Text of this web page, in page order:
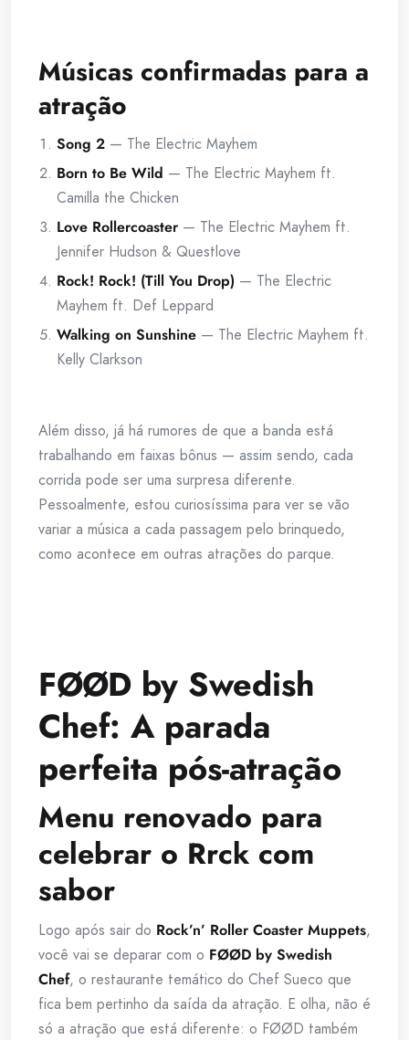
Músicas confirmadas para a
atração
Song 2 — The Electric Mayhem
Born to Be Wild — The Electric Mayhem ft.
Camilla the Chicken
Love Rollercoaster — The Electric Mayhem ft.
Jennifer Hudson & Questlove
Rock! Rock! (Till You Drop) — The Electric
Mayhem ft. Def Leppard
Walking on Sunshine — The Electric Mayhem ft.
Kelly Clarkson
Além disso, já há rumores de que a banda está
trabalhando em faixas bônus — assim sendo, cada
corrida pode ser uma surpresa diferente.
Pessoalmente, estou curiosíssima para ver se vão
variar a música a cada passagem pelo brinquedo,
como acontece em outras atrações do parque.
FØØD by Swedish
Chef: A parada
perfeita pós-atração
Menu renovado para
celebrar o Rrck com
sabor
Logo após sair do Rock’n’ Roller Coaster Muppets,
você vai se deparar com o FØØD by Swedish
Chef, o restaurante temático do Chef Sueco que
fica bem pertinho da saída da atração. E olha, não é
só a atração que está diferente: o FØØD também